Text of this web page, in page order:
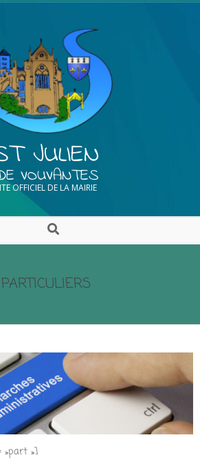
JULIEN
VOUVANTES
OFFICIEL DE LA MAIRIE
PARTICULIERS
»part »]